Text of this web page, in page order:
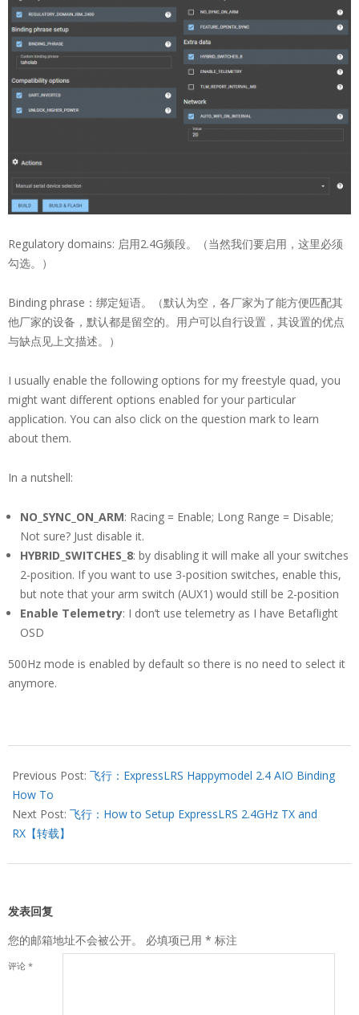
Regulatory domains: 启用2.4G频段。（当然我们要启用，这里必须
勾选。）
Binding phrase：绑定短语。（默认为空，各厂家为了能方便匹配其
他厂家的设备，默认都是留空的。用户可以自行设置，其设置的优点
与缺点见上文描述。）
I usually enable the following options for my freestyle quad, you
might want different options enabled for your particular
application. You can also click on the question mark to learn
about them.
In a nutshell:
NO_SYNC_ON_ARM: Racing = Enable; Long Range = Disable;
Not sure? Just disable it.
HYBRID_SWITCHES_8: by disabling it will make all your switches
2-position. If you want to use 3-position switches, enable this,
but note that your arm switch (AUX1) would still be 2-position
Enable Telemetry: I don’t use telemetry as I have Betaflight
OSD
500Hz mode is enabled by default so there is no need to select it
anymore.
11-
19
Previous Post: 飞行：ExpressLRS Happymodel 2.4 AIO Binding
How To
Next Post: 飞行：How to Setup ExpressLRS 2.4GHz TX and
RX【转载】
发表回复
您的邮箱地址不会被公开。
必填项已用 * 标注
评论 *